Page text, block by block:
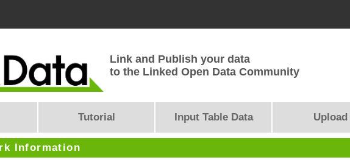
Link and Publish your data
to the Linked Open Data Community
Tutorial Input Table Data Upload
Information